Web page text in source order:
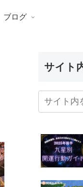
ブログ
サイト